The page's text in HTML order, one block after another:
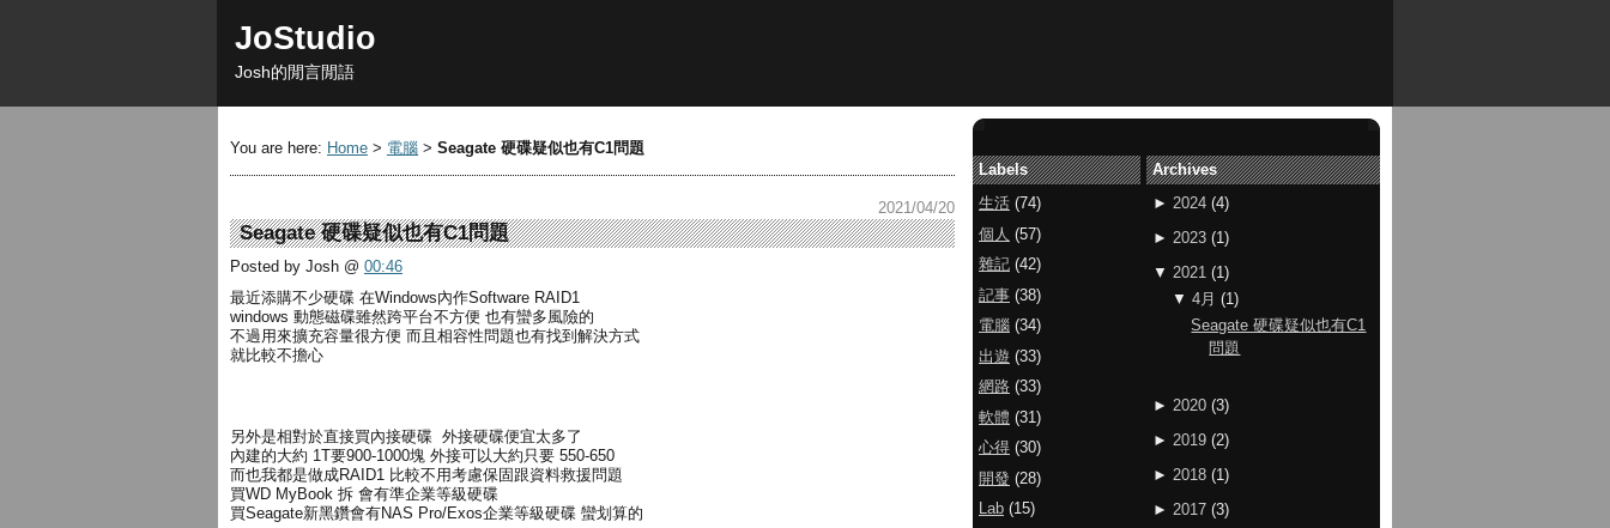
JoStudio
Josh的閒言閒語
You are here: Home > 電腦 > Seagate 硬碟疑似也有C1問題
2021/04/20
Seagate 硬碟疑似也有C1問題
Posted by Josh @ 00:46
最近添購不少硬碟 在Windows內作Software RAID1
windows 動態磁碟雖然跨平台不方便 也有蠻多風險的
不過用來擴充容量很方便 而且相容性問題也有找到解決方式
就比較不擔心
另外是相對於直接買內接硬碟 外接硬碟便宜太多了
內建的大約 1T要900-1000塊 外接可以大約只要 550-650
而也我都是做成RAID1 比較不用考慮保固跟資料救援問題
買WD MyBook 拆 會有準企業等級硬碟
買Seagate新黑鑽會有NAS Pro/Exos企業等級硬碟 蠻划算的
Archives
► 2024 (4)
► 2023 (1 )
▼ 2021 (1)
▼ 4月 (1 )
Seagate 硬碟疑似也有C1
問題
► 2020 (3)
► 2019 (2)
► 2018 (1 )
► 2017 (3)
Labels
生活 (74)
個人 (57)
雜記 (42)
記事 (38)
電腦 (34)
出遊 (33)
網路 (33)
軟體 (31)
心得 (30)
開發 (28)
Lab (15)